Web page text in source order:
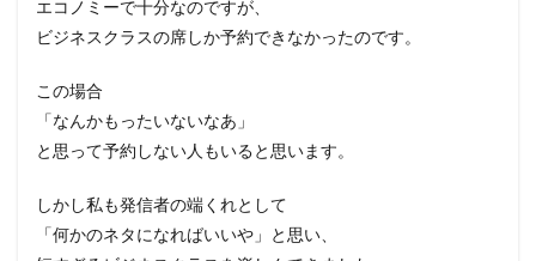
エコノミーで十分なのですが、
ビジネスクラスの席しか予約できなかったのです。
この場合
「なんかもったいないなあ」
と思って予約しない人もいると思います。
しかし私も発信者の端くれとして
「何かのネタになればいいや」と思い、